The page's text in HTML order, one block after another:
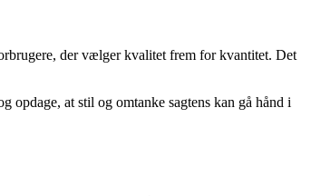
der vælger kvalitet frem for kvantitet. Det
opdage, at stil og omtanke sagtens kan gå hånd i